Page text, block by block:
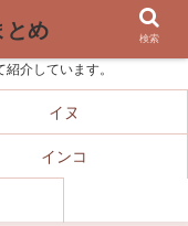
介しています。
イヌ
インコ
とめ 検索